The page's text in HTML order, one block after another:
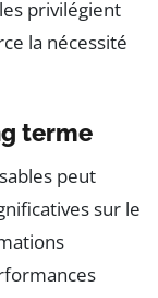
privilégient
la nécessité
terme
peut
sur le